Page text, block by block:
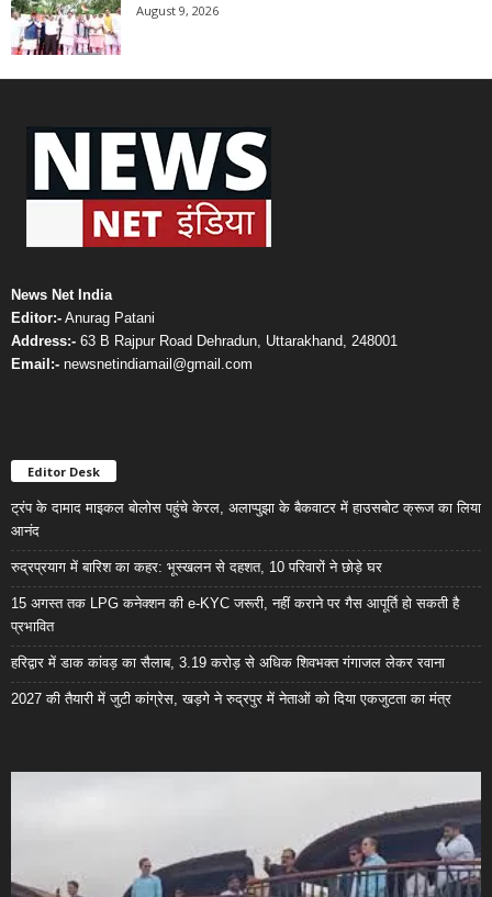
August 9, 2026
News Net India
Editor:- Anurag Patani
Address:- 63 B Rajpur Road Dehradun, Uttarakhand, 248001
Email:- newsnetindiamail@gmail.com
Editor Desk
ट्रंप के दामाद माइकल बोलोस पहुंचे केरल, अलाप्पुझा के बैकवाटर में हाउसबोट क्रूज का लिया
आनंद
रुद्रप्रयाग में बारिश का कहर: भूस्खलन से दहशत, 10 परिवारों ने छोड़े घर
15 अगस्त तक LPG कनेक्शन की e-KYC जरूरी, नहीं कराने पर गैस आपूर्ति हो सकती है
प्रभावित
हरिद्वार में डाक कांवड़ का सैलाब, 3.19 करोड़ से अधिक शिवभक्त गंगाजल लेकर रवाना
2027 की तैयारी में जुटी कांग्रेस, खड़गे ने रुद्रपुर में नेताओं को दिया एकजुटता का मंत्र